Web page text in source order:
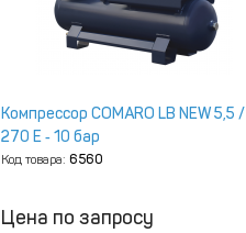
Компрессор COMARO LB NEW 5,5 /
270 E ‑ 10 бар
Код товара: 6560
Цена по запросу